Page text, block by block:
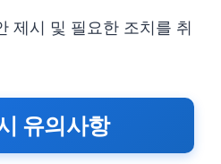
제시 및 필요한 조치를 취
유의사항